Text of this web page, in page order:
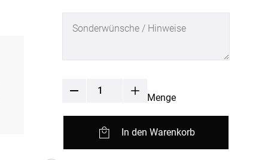
Menge
In den Warenkorb